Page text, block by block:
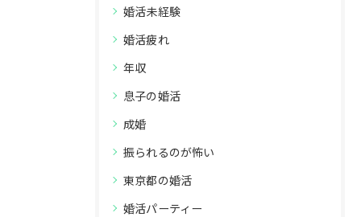
婚活未経験
婚活疲れ
年収
息子の婚活
成婚
振られるのが怖い
東京都の婚活
婚活パーティー